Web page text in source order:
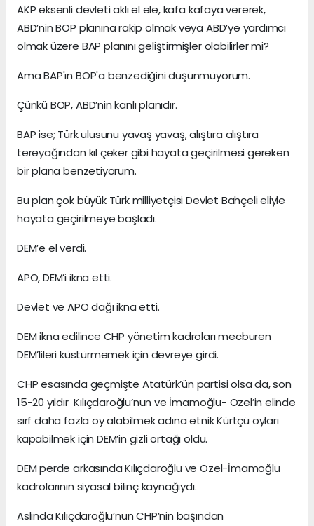
AKP eksenli devleti aklı el ele, kafa kafaya vererek,
ABD’nin BOP planına rakip olmak veya ABD’ye yardımcı
olmak üzere BAP planını geliştirmişler olabilirler mi?
Ama BAP'ın BOP'a benzediğini düşünmüyorum.
Çünkü BOP, ABD’nin kanlı planıdır.
BAP ise; Türk ulusunu yavaş yavaş, alıştıra alıştıra
tereyağından kıl çeker gibi hayata geçirilmesi gereken
bir plana benzetiyorum.
Bu plan çok büyük Türk milliyetçisi Devlet Bahçeli eliyle
hayata geçirilmeye başladı.
DEM’e el verdi.
APO, DEM’i ikna etti.
Devlet ve APO dağı ikna etti.
DEM ikna edilince CHP yönetim kadroları mecburen
DEM’lileri küstürmemek için devreye girdi.
CHP esasında geçmişte Atatürk’ün partisi olsa da, son
15-20 yıldır Kılıçdaroğlu’nun ve İmamoğlu- Özel’in elinde
sırf daha fazla oy alabilmek adına etnik Kürtçü oyları
kapabilmek için DEM’in gizli ortağı oldu.
DEM perde arkasında Kılıçdaroğlu ve Özel-İmamoğlu
kadrolarının siyasal bilinç kaynağıydı.
Aslında Kılıçdaroğlu’nun CHP’nin başından